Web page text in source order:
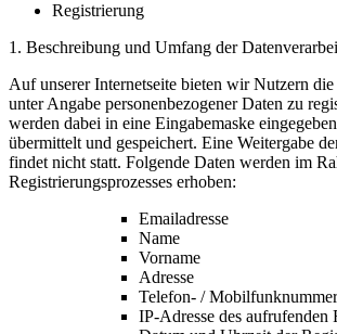
Registrierung
1. Beschreibung und Umfang der
Auf unserer Internetseite bieten wir Nutzern
unter Angabe personenbezogener Daten zu
werden dabei in eine Eingabemaske
übermittelt und gespeichert. Eine Weitergabe
findet nicht statt. Folgende Daten werden im
Registrierungsprozesses erhoben:
Emailadresse
Name
Vorname
Adresse
Telefon- / Mobilfunknummer
IP-Adresse des aufrufenden